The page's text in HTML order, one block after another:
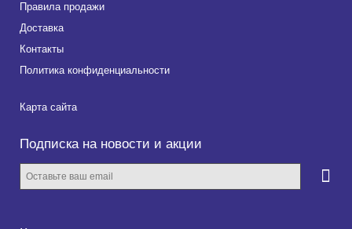
Правила продажи
Доставка
Контакты
Политика конфиденциальности
Карта сайта
Подписка на новости и акции